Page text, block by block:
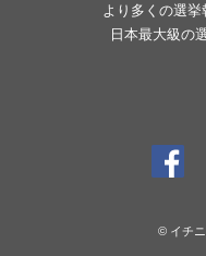
より多くの選
日本最大級の
© イチ